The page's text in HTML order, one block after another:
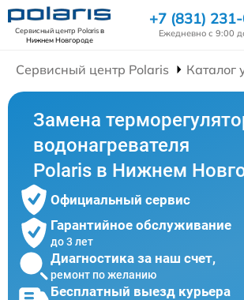
Сервисный центр Polarisв
Нижнем Новгороде
+7 (831)
Ежедневно с 9:00
Сервисный центр Polaris Каталог
Замена
водонагревателя
Polaris в Нижнем
Официальный сервис
Гарантийное обслуживание
до 3 лет
Диагностика за наш счет,
ремонт по желанию
Бесплатный выезд курьера